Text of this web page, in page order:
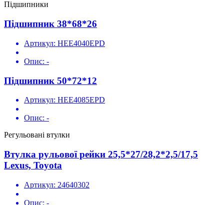
Підшипники
Підшипник 38*68*26
Артикул: HEE4040EPD
Опис: -
Підшипник 50*72*12
Артикул: HEE4085EPD
Опис: -
Регульовані втулки
Втулка рульової рейки 25,5*27/28,2*2,5/17,5
Lexus, Toyota
Артикул: 24640302
Опис: -